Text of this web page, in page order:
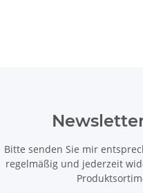
Bitte senden Sie mir
regelmäßig und jederzeit